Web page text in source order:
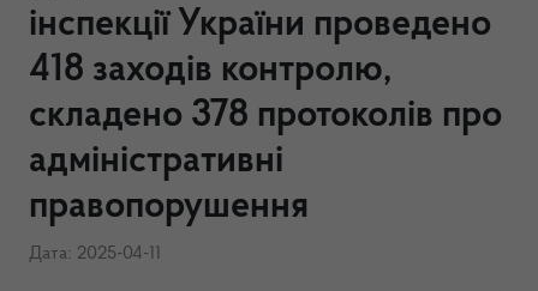
інспекції України проведено
418 заходів контролю,
складено 378 протоколів про
адміністративні
правопорушення
Дата: 2025-04-11